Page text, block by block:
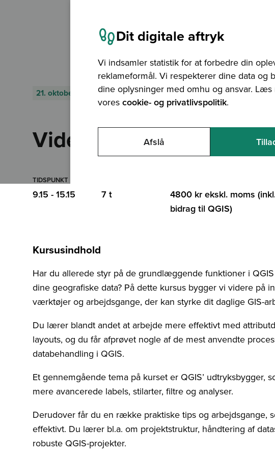
Dit digitale aftryk
Vi indsamler statistik for at forbedre din
reklameformål. Vi respekterer dine data og
dine oplysninger med omhu og ansvar. Læs
vores cookie- og privatlivspolitik.
Afslå
21. oktober 2026
Videregående QGIS
TIDSPUNKT
9.15 - 15.15 7 t
4800 kr ekskl. moms
bidrag til QGIS)
Kursusindhold
Har du allerede styr på de grundlæggende funktioner i
dine geografiske data? På dette kursus bygger vi videre på
værktøjer og arbejdsgange, der kan styrke dit daglige GIS-
Du lærer blandt andet at arbejde mere effektivt med
layouts, og du får afprøvet nogle af de mest anvendte
databehandling i QGIS.
Et gennemgående tema på kurset er QGIS’
mere avancerede labels, stilarter, filtre og analyser.
Derudover får du en række praktiske tips og arbejdsgange,
effektivt. Du lærer bl.a. om projektstruktur, håndtering af
robuste QGIS-projekter.